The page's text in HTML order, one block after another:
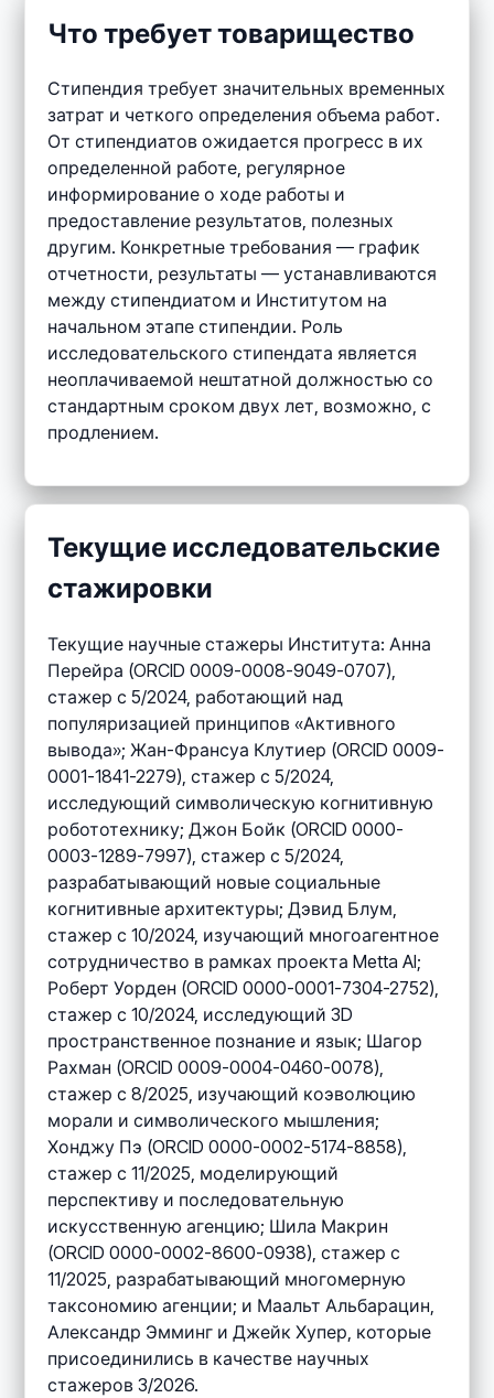
Что требует товарищество
Стипендия требует значительных временных
затрат и четкого определения объема работ.
От стипендиатов ожидается прогресс в их
определенной работе, регулярное
информирование о ходе работы и
предоставление результатов, полезных
другим. Конкретные требования — график
отчетности, результаты — устанавливаются
между стипендиатом и Институтом на
начальном этапе стипендии. Роль
исследовательского стипендата является
неоплачиваемой нештатной должностью со
стандартным сроком двух лет, возможно, с
продлением.
Текущие исследовательские
стажировки
Текущие научные стажеры Института: Анна
Перейра (ORCID 0009-0008-9049-0707),
стажер с 5/2024, работающий над
популяризацией принципов «Активного
вывода»; Жан-Франсуа Клутиер (ORCID 0009-
0001-1841-2279), стажер с 5/2024,
исследующий символическую когнитивную
робототехнику; Джон Бойк (ORCID 0000-
0003-1289-7997), стажер с 5/2024,
разрабатывающий новые социальные
когнитивные архитектуры; Дэвид Блум,
стажер с 10/2024, изучающий многоагентное
сотрудничество в рамках проекта Metta AI;
Роберт Уорден (ORCID 0000-0001-7304-2752),
стажер с 10/2024, исследующий 3D
пространственное познание и язык; Шагор
Рахман (ORCID 0009-0004-0460-0078),
стажер с 8/2025, изучающий коэволюцию
морали и символического мышления;
Хонджу Пэ (ORCID 0000-0002-5174-8858),
стажер с 11/2025, моделирующий
перспективу и последовательную
искусственную агенцию; Шила Макрин
(ORCID 0000-0002-8600-0938), стажер с
11/2025, разрабатывающий многомерную
таксономию агенции; и Маальт Альбарацин,
Александр Эмминг и Джейк Хупер, которые
присоединились в качестве научных
стажеров 3/2026.